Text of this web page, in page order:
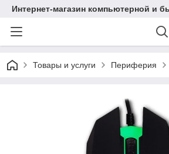
Интернет-магазин компьютерной и
Товары и услуги Периферия